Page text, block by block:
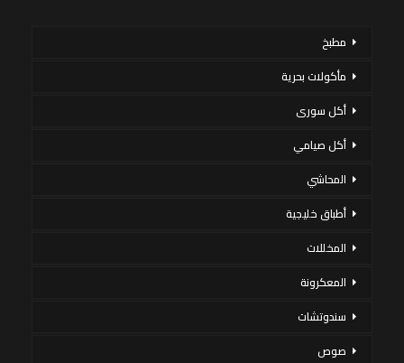
مطبخ
مأكولات بحرية
أكل سورى
أكل صيامي
المحاشي
أطباق خليجية
المخللات
المعكرونة
سندوتشات
صوص